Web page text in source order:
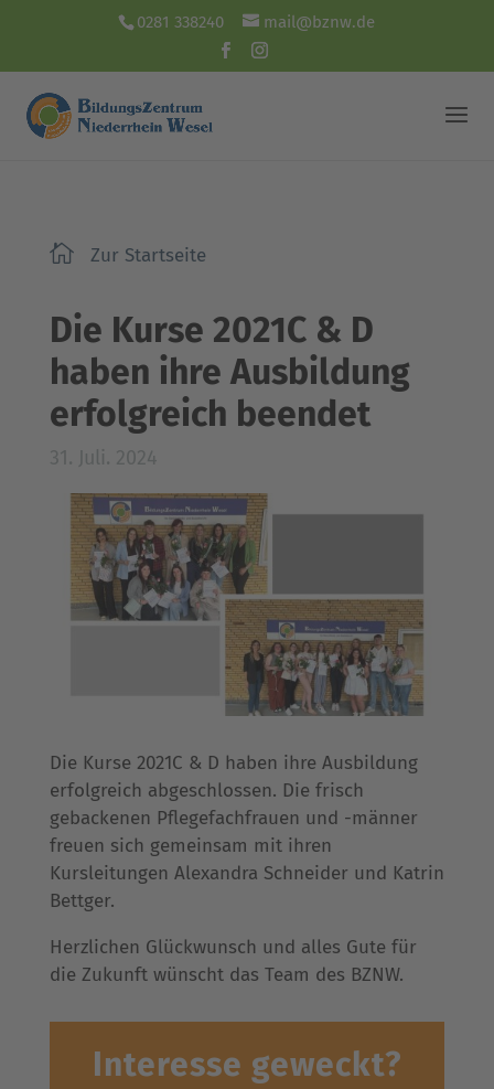
0281 338240 mail@bznw.de
 Zur Startseite
Die Kurse 2021C & D
haben ihre Ausbildung
erfolgreich beendet
31. Juli. 2024
Die Kurse 2021C & D haben ihre Ausbildung
erfolgreich abgeschlossen. Die frisch
gebackenen Pflegefachfrauen und -männer
freuen sich gemeinsam mit ihren
Kursleitungen Alexandra Schneider und Katrin
Bettger.
Herzlichen Glückwunsch und alles Gute für
die Zukunft wünscht das Team des BZNW.
Interesse geweckt?